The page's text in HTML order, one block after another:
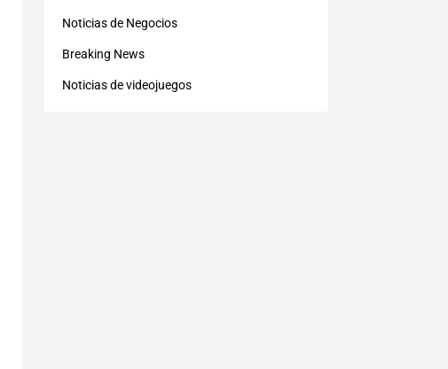
Noticias de Negocios
Breaking News
Noticias de videojuegos